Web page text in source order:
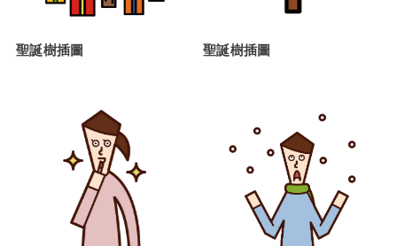
聖誕樹插圖 聖誕樹插圖